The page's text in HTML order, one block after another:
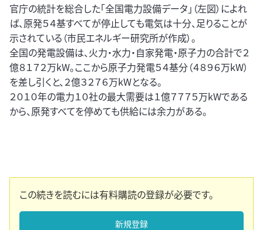
官庁の統計を総合した「全国電力設備データ」（左図）によれ
ば、原発５４基すべてが停止しても電気は十分、足りることが
示されている（市民エネルギー研究所が作成）。
全国の発電設備は、火力・水力・自家発電・原子力の合計で２
億８１７２万kW。ここから原子力発電５４基分（４８９６万kW）
を差し引くと、２億３２７６万kWとなる。
２０１０年の電力１０社の最大需要は１億７７７５万kWである
から、原発すべてを停めても供給には余力がある。
この続きを読むには有料購読の登録が必要です。
新規登録